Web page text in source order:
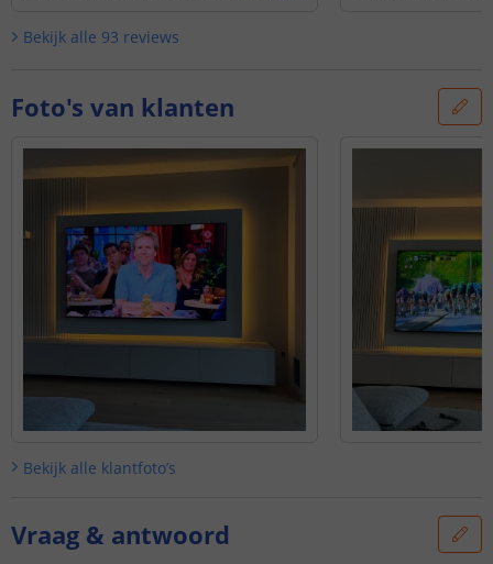
Bekijk alle 93 reviews
Foto's van klanten
Bekijk alle klantfoto’s
Vraag & antwoord